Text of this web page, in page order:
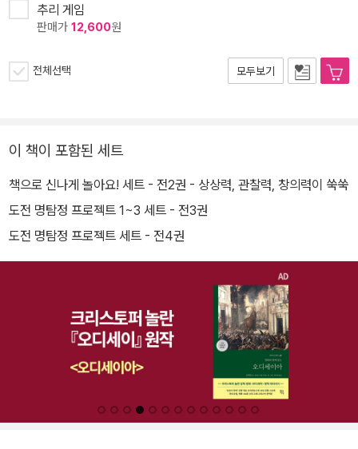
추리 게임
판매가 12,600원
전체선택 모두보기
이 책이 포함된 세트
책으로 신나게 놀아요! 세트 - 전2권 - 상상력, 관찰력, 창의력이 쑥쑥
도전 명탐정 프로젝트 1~3 세트 - 전3권
도전 명탐정 프로젝트 세트 - 전4권